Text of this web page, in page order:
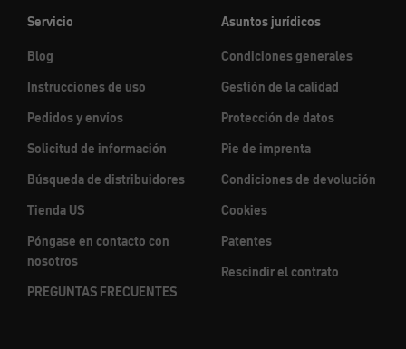
Servicio
Blog
Instrucciones de uso
Pedidos y envíos
Solicitud de información
Búsqueda de distribuidores
Tienda US
Póngase en contacto con
nosotros
PREGUNTAS FRECUENTES
Asuntos jurídicos
Condiciones generales
Gestión de la calidad
Protección de datos
Pie de imprenta
Condiciones de devolución
Cookies
Patentes
Rescindir el contrato